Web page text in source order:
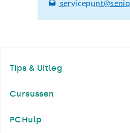
Tips & Uitleg
Cursussen
PCHulp